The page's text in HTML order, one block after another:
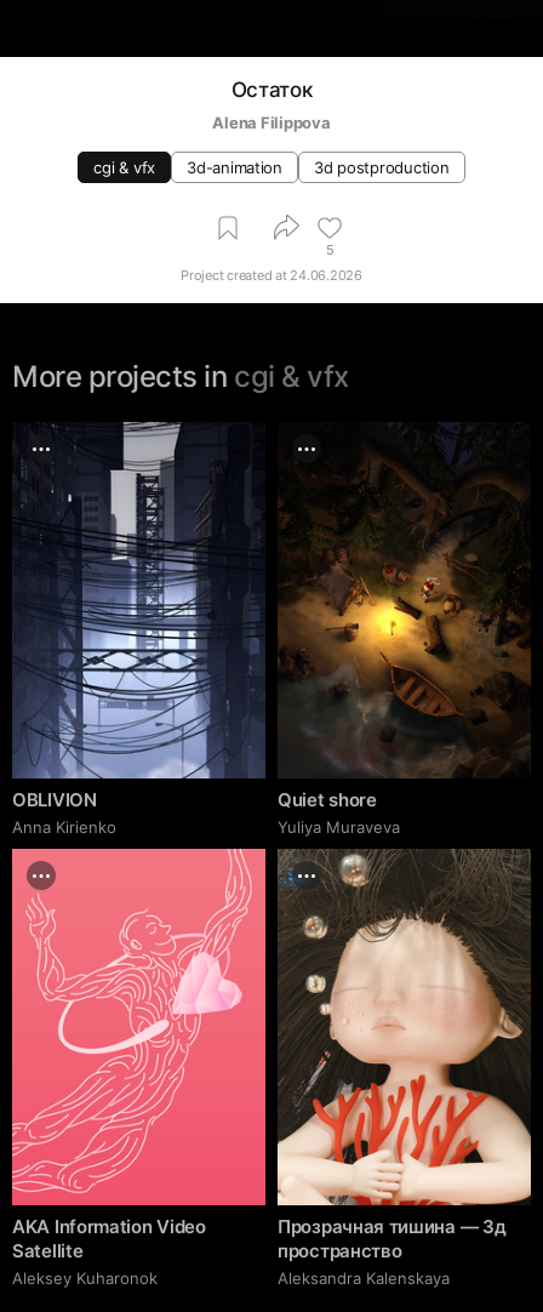
Остаток
Alena Filippova
cgi & vfx 3d-animation 3d postproduction
5
Project created at 24.06.2026
More projects in cgi & vfx
OBLIVION
Anna Kirienko
Quiet shore
Yuliya Muraveva
AKA Information Video
Satellite
Aleksey Kuharonok
Прозрачная тишина — 3д
пространство
Aleksandra Kalenskaya